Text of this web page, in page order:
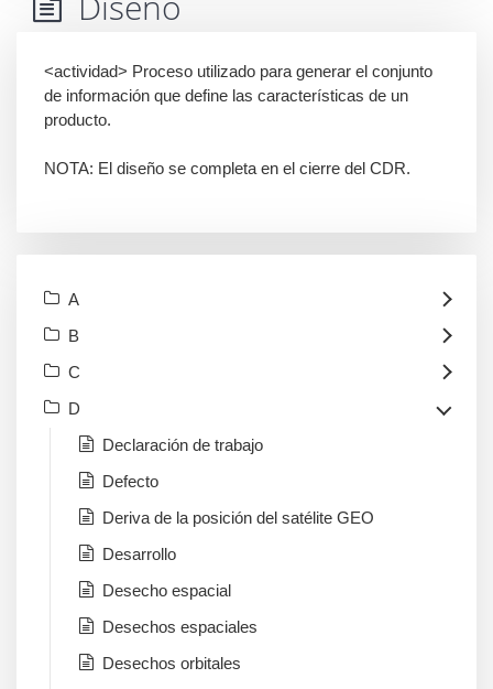
<actividad> Proceso utilizado para generar el conjunto
de información que define las características de un
producto.
NOTA: El diseño se completa en el cierre del CDR.
A
B
C
D
Declaración de trabajo
Defecto
Deriva de la posición del satélite GEO
Desarrollo
Desecho espacial
Desechos espaciales
Desechos orbitales